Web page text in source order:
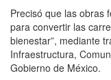
Precisó que las obras
para convertir las
bienestar”, mediante
Infraestructura,
Gobierno de México.